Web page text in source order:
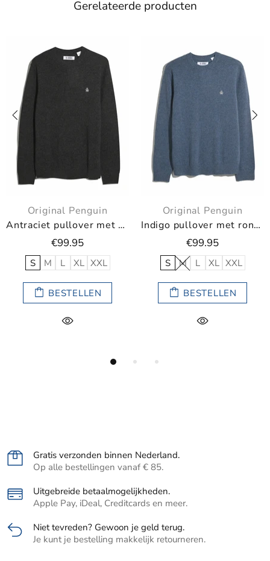
Gerelateerde producten
Original Penguin
Antraciet pullover met ronde hals van lamswol van Original Penguin
€99.95
M XL XXL
BESTELLEN
Original Penguin
Indigo pullover met ronde hals van lamswol van Original Penguin
€99.95
M XL XXL
BESTELLEN
Gratis verzonden binnen Nederland.
Op alle bestellingen vanaf € 85.
Uitgebreide betaalmogelijkheden.
Apple Pay, iDeal, Creditcards en meer.
Niet tevreden? Gewoon je geld terug.
Je kunt je bestelling makkelijk retourneren.